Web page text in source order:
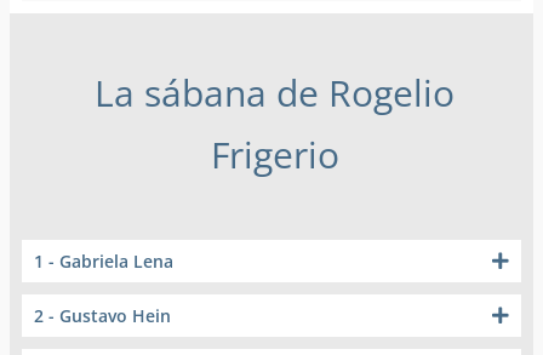
La sábana de Rogelio
Frigerio
1 - Gabriela Lena
2 - Gustavo Hein